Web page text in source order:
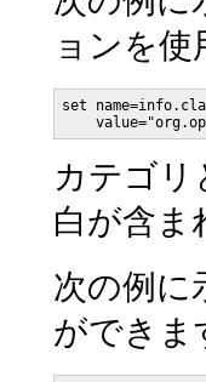
ョンを使
set
カテゴリ
白が含ま
次の例に
ができま